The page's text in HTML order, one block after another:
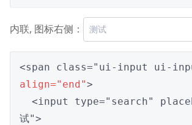
内联, 图标右侧：
align="end">
试">